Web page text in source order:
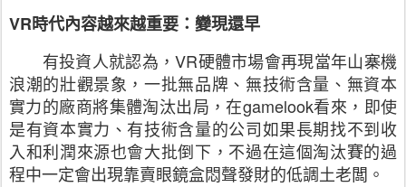
VR時代內容越來越重要：變現還早
有投資人就認為，VR硬體市場會再現當年山寨機
浪潮的壯觀景象，一批無品牌、無技術含量、無資本
實力的廠商將集體淘汰出局，在gamelook看來，即使
是有資本實力、有技術含量的公司如果長期找不到收
入和利潤來源也會大批倒下，不過在這個淘汰賽的過
程中一定會出現靠賣眼鏡盒悶聲發財的低調土老闆。